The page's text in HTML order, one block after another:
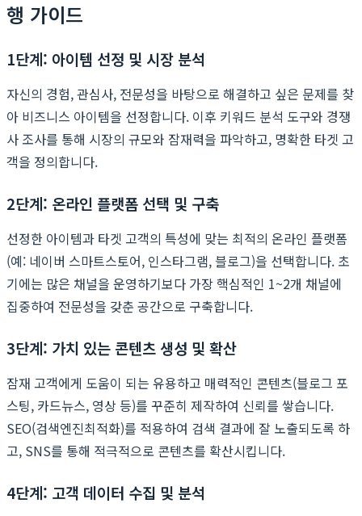
행 가이드
1단계: 아이템 선정 및 시장 분석
자신의 경험, 관심사, 전문성을 바탕으로 해결하고 싶은 문제를 찾
아 비즈니스 아이템을 선정합니다. 이후 키워드 분석 도구와 경쟁
사 조사를 통해 시장의 규모와 잠재력을 파악하고, 명확한 타겟 고
객을 정의합니다.
2단계: 온라인 플랫폼 선택 및 구축
선정한 아이템과 타겟 고객의 특성에 맞는 최적의 온라인 플랫폼
(예: 네이버 스마트스토어, 인스타그램, 블로그)을 선택합니다. 초
기에는 많은 채널을 운영하기보다 가장 핵심적인 1~2개 채널에
집중하여 전문성을 갖춘 공간으로 구축합니다.
3단계: 가치 있는 콘텐츠 생성 및 확산
잠재 고객에게 도움이 되는 유용하고 매력적인 콘텐츠(블로그 포
스팅, 카드뉴스, 영상 등)를 꾸준히 제작하여 신뢰를 쌓습니다.
SEO(검색엔진최적화)를 적용하여 검색 결과에 잘 노출되도록 하
고, SNS를 통해 적극적으로 콘텐츠를 확산시킵니다.
4단계: 고객 데이터 수집 및 분석